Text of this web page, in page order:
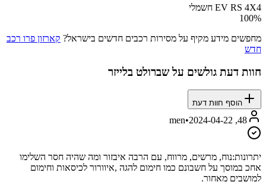
EV RS 4X4 חשמלי
100%
מחפשים מידע מקיף על מסירות רכבים חדשים בישראל? קארזון פרו רכב
חדש
חוות דעת גולשים עלשברולט בלייזר
הוסף חוות דעת
48, men
•2024-04-22
יתרונות:נוח, מרשים, מרווח, עם הרבה איבזור ומה שהיה חסר השלימו
אחכ במוסך על חשבונם כמו חימום להגה ,איוורור לכיסאות וחימום
למושבים מאחור.